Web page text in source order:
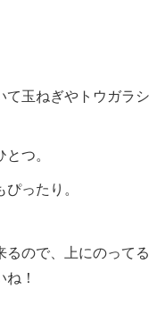
て玉ねぎやトウガラシ
とつ。
ったり。
るので、上にのってる
！